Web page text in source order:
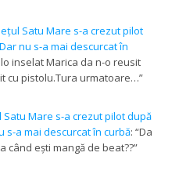
Satu Mare s-a crezut pilot
nu s-a mai descurcat în
inselat Marica da n-o reusit
cu pistolu.Tura urmatoare…”
Satu Mare s-a crezut pilot după
s-a mai descurcat în curbă: “Da
când ești mangă de beat??”